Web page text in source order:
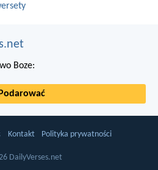
Boze:
Podarować
Kontakt Polityka prywatności
DailyVerses.net